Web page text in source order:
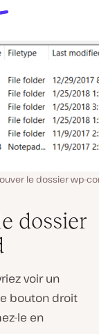
le dossier wp-
dossier
voir un
bouton droit
le en